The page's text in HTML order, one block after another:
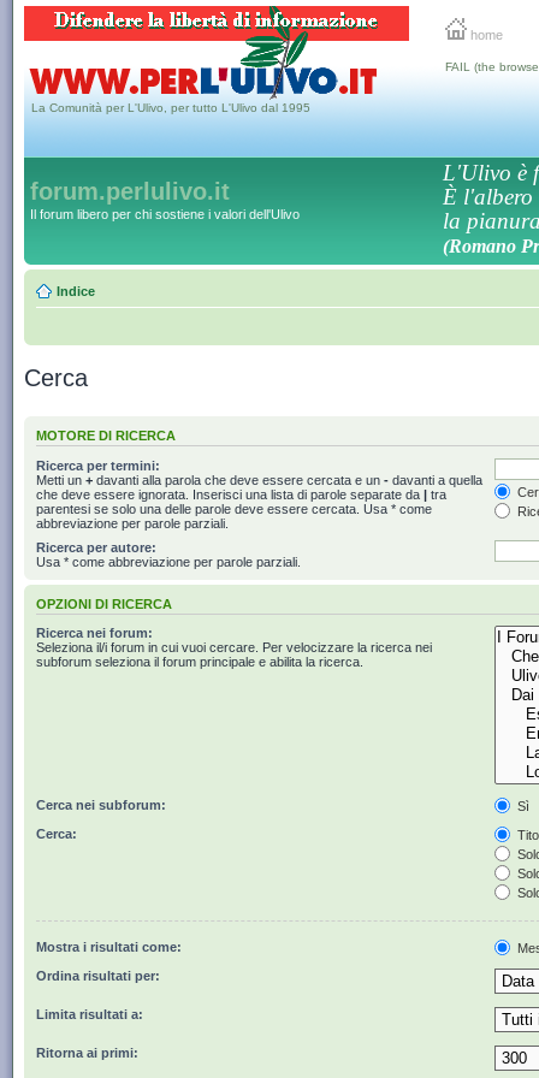
home
La Comunità per L'Ulivo, per tutto L'Ulivo dal 1995
FAIL (the
forum.perlulivo.it
Il forum libero per chi sostiene i valori dell'Ulivo
L'Ulivo è
È l'albero
la
(Romano
Indice
Cerca
MOTORE DI RICERCA
Ricerca per termini:
Metti un + davanti alla parola che deve essere cercata e un - davanti a quella
che deve essere ignorata. Inserisci una lista di parole separate da | tra
parentesi se solo una delle parole deve essere cercata. Usa * come
abbreviazione per parole parziali.
Ricerca per autore:
Usa * come abbreviazione per parole parziali.
OPZIONI DI RICERCA
Ricerca nei forum:
Seleziona il/i forum in cui vuoi cercare. Per velocizzare la ricerca nei
subforum seleziona il forum principale e abilita la ricerca.
Cerca nei subforum:
Sì
Cerca:
Mostra i risultati come:
Ordina risultati per:
Limita risultati a:
Ritorna ai primi: